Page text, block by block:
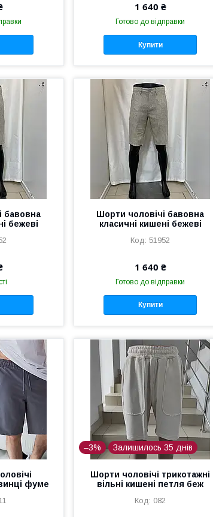
1 640 ₴
Готово до відправки
Купити
бавовна
бежеві
Шорти чоловічі бавовна
класичні кишені бежеві
51952
1 640 ₴
Готово до відправки
Купити
фуме
–3% Залишилось 35 днів
Шорти чоловічі трикотажні
вільні кишені петля беж
082